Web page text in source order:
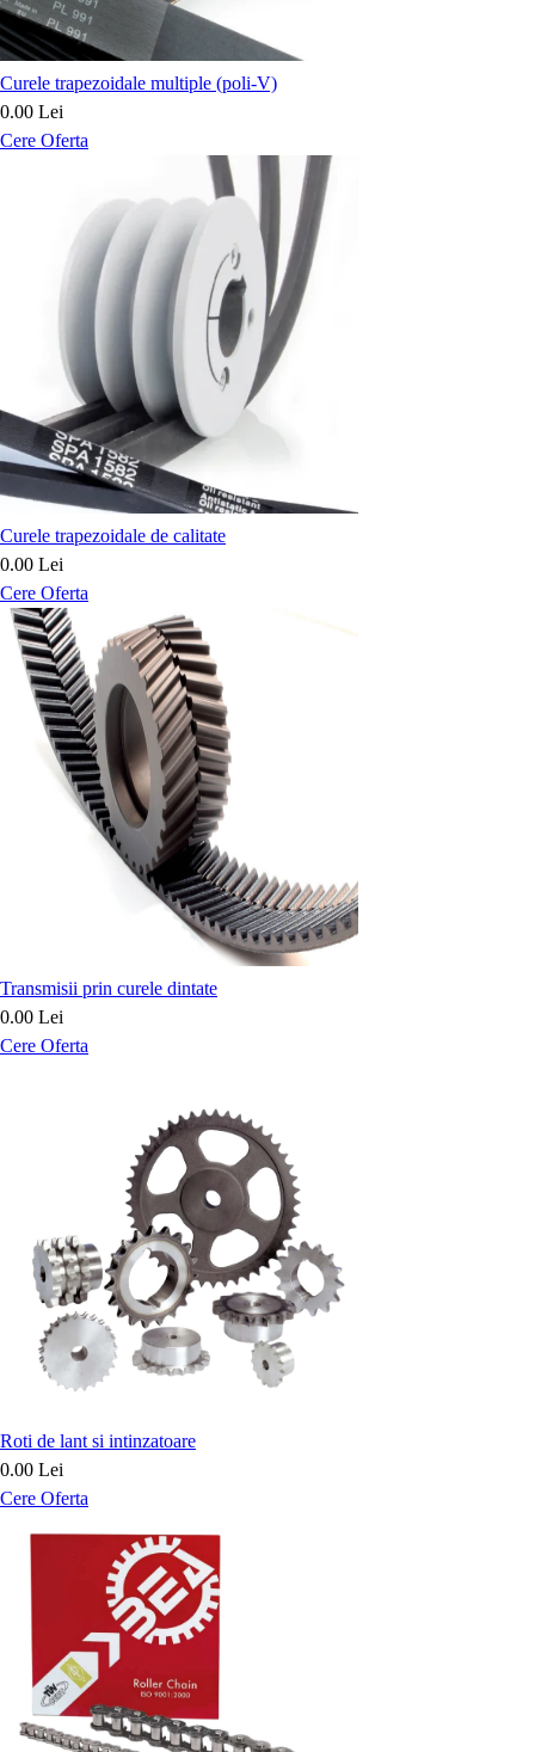
Curele trapezoidale multiple (poli-V)
0.00 Lei
Cere Oferta
Curele trapezoidale de calitate
0.00 Lei
Cere Oferta
Transmisii prin curele dintate
0.00 Lei
Cere Oferta
Roti de lant si intinzatoare
0.00 Lei
Cere Oferta